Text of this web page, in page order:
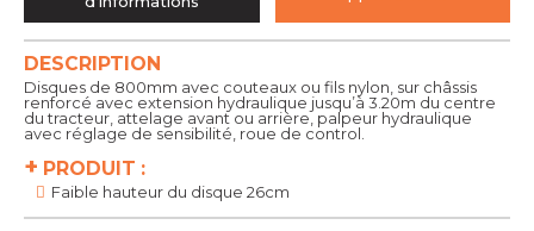
+ PRODUIT :
Faible hauteur du disque 26cm
DESCRIPTION
Disques de 800mm avec couteaux ou fils nylon, sur châssis
renforcé avec extension hydraulique jusqu’à 3.20m du centre
du tracteur, attelage avant ou arrière, palpeur hydraulique
avec réglage de sensibilité, roue de control.